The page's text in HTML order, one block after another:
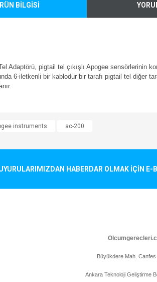
BİLGİSİ
Adaptörü, pigtail tel çıkışlı Apogee sensörlerinin
6-iletkenli bir kablodur bir tarafı pigtail tel diğer
için teşekkür ederiz.
eksik bilgiler bulunuyor.
instruments ac-200
HABERDAR OLMAK İÇİN
Büyükdere Mah.
Ankara Teknoloji Geliştirme